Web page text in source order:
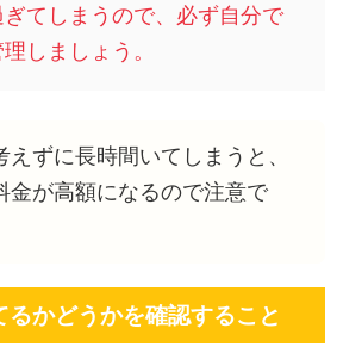
てしまうので、必ず自分で
しましょう。
えずに長時間いてしまうと、
金が高額になるので注意で
るかどうかを確認すること